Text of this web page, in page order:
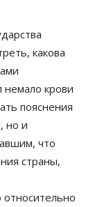
какова
немало крови
пояснения
но и
что
страны,